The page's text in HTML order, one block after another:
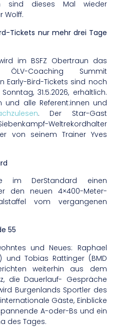
sind dieses Mal wieder
Wolff.
Tickets nur mehr drei Tage
im BSFZ Obertraun das
Coaching Summit
Early-Bird-Tickets sind noch
31.5.2026, erhältlich.
und alle Referent:innen und
. Der Star-Gast
Weltrekordhalter
von seinem Trainer Yves
im DerStandard einen
den neuen 4×400-Meter-
vom vergangenen
55
und Neues: Raphael
und Tobias Rattinger (BMD
weiterhin aus dem
die Dauerlauf- Gespräche
Burgenlands Sportler des
Gäste, Einblicke
A-oder-Bs und ein
des Tages.